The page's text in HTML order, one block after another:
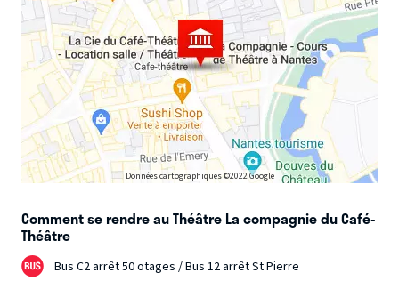
Il est inutile dʼavoir vu les épisodes précédents de SELLIG
pour venir rire en famille ou entre amis avec son spectacle
: « EPISODE 5 ».
Données cartographiques ©2022 Google
Comment se rendre au Théâtre La compagnie du Café-
Théâtre
Bus C2 arrêt 50 otages / Bus 12 arrêt St Pierre